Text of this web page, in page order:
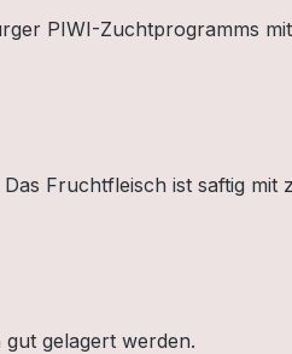
PIWI-Zuchtprogramms
Fruchtfleisch ist saftig mit
gelagert werden.